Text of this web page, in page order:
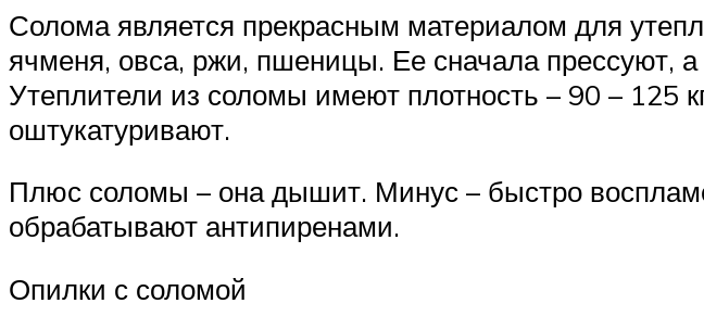
Солома является прекрасным материалом для
ячменя, овса, ржи, пшеницы. Ее сначала прессуют,
Утеплители из соломы имеют плотность – 90 – 125
оштукатуривают.
Плюс соломы – она дышит. Минус – быстро
обрабатывают антипиренами.
Опилки с соломой